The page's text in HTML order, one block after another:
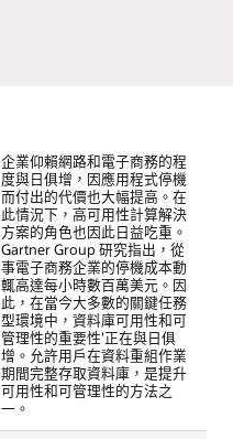
企業仰賴網路和電子商務的程
度與日俱增，因應用程式停機
而付出的代價也大幅提高。在
此情況下，高可用性計算解決
方案的角色也因此日益吃重。
Gartner Group 研究指出，從
事電子商務企業的停機成本動
輒高達每小時數百萬美元。因
此，在當今大多數的關鍵任務
型環境中，資料庫可用性和可
管理性的重要性'正在與日俱
增。允許用戶在資料重組作業
期間完整存取資料庫，是提升
可用性和可管理性的方法之
一。